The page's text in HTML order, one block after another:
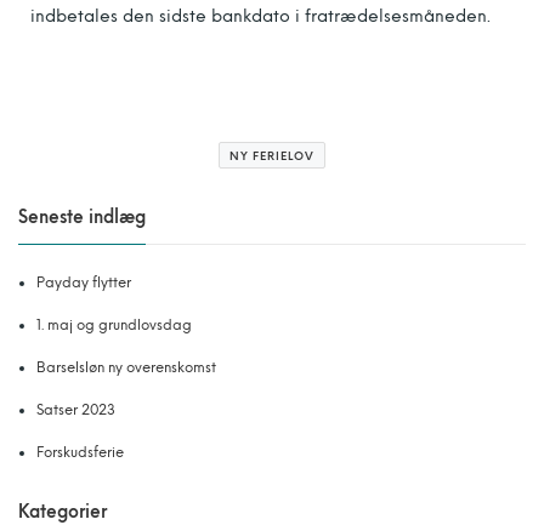
indbetales den sidste bankdato i fratrædelsesmåneden.
NY FERIELOV
Seneste indlæg
Payday flytter
1. maj og grundlovsdag
Barselsløn ny overenskomst
Satser 2023
Forskudsferie
Kategorier